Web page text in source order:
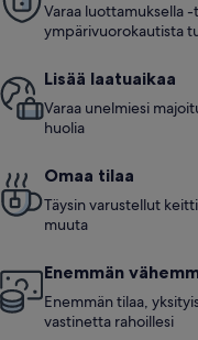
Varaa luottamuksella
ympärivuorokautista
Lisää laatuaikaa
Varaa unelmiesi
huolia
Omaa tilaa
Täysin varustellut
muuta
Enemmän
Enemmän tilaa,
vastinetta rahoillesi